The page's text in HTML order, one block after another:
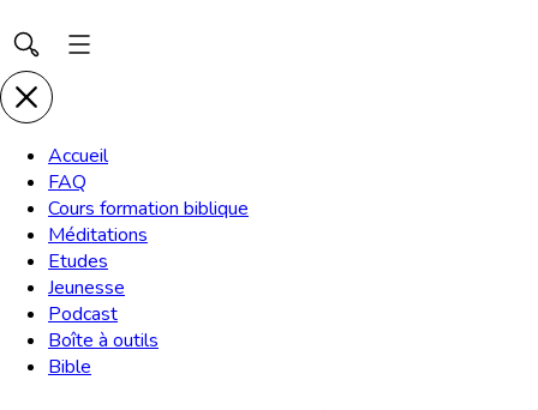
Accueil
FAQ
Cours formation biblique
Méditations
Etudes
Jeunesse
Podcast
Boîte à outils
Bible